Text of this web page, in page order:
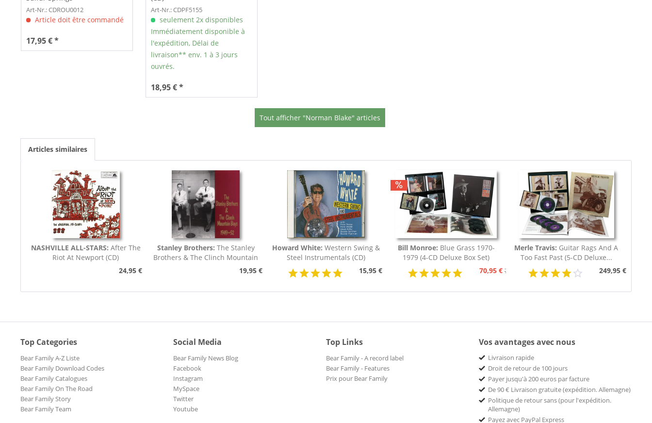
Art-Nr.: CDROU0012
Article doit être commandé
17,95 € *
Art-Nr.: CDPF5155
seulement 2x disponibles
Immédiatement disponible à
l'expédition, Délai de
livraison** env. 1 à 3 jours
ouvrés.
18,95 € *
Tout afficher "Norman Blake" articles
Articles similaires
NASHVILLE ALL-STARS: After The
Riot At Newport (CD)
24,95 €
Stanley Brothers: The Stanley
Brothers & The Clinch Mountain
19,95 €
Howard White: Western Swing &
Steel Instrumentals (CD)
15,95 €
Bill Monroe: Blue Grass 1970-
1979 (4-CD Deluxe Box Set)
70,95 € 79,95 €
Merle Travis: Guitar Rags And A
Too Fast Past (5-CD Deluxe...
249,95 €
Top Categories
Bear Family A-Z Liste
Bear Family Download Codes
Bear Family Catalogues
Bear Family On The Road
Bear Family Story
Bear Family Team
Social Media
Bear Family News Blog
Facebook
Instagram
MySpace
Twitter
Youtube
Top Links
Bear Family - A record label
Bear Family - Features
Prix pour Bear Family
Vos avantages avec nous
Livraison rapide
Droit de retour de 100 jours
Payer jusqu'à 200 euros par facture
De 90 € Livraison gratuite (expédition. Allemagne)
Politique de retour sans (pour l'expédition.
Allemagne)
Payez avec PayPal Express